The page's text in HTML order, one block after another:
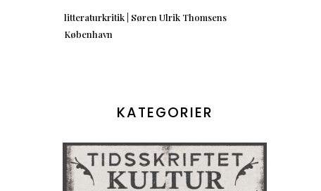
litteraturkritik | Søren Ulrik Thomsens
København
KATEGORIER